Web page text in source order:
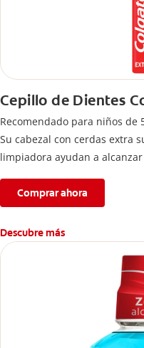
Cepillo de Dientes
Recomendado para niños de
Su cabezal con cerdas extra
limpiadora ayudan a
Comprar ahora
Descubre más